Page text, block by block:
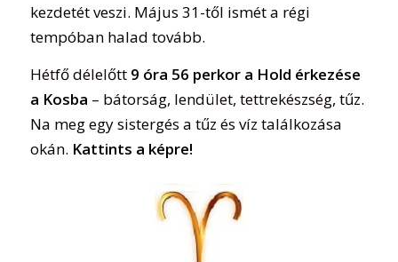
kezdetét veszi. Május 31-től ismét a régi
tempóban halad tovább.
Hétfő délelőtt9 óra 56 perkor a Hold érkezése
a Kosba – bátorság, lendület, tettrekészség, tűz.
Na meg egy sistergés a tűz és víz találkozása
okán. Kattints a képre!